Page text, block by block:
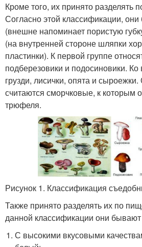
Кроме того, их принято разделять
Согласно этой классификации,
(внешне напоминает пористую
(на внутренней стороне шляпки
пластинки). К первой группе
подберезовики и подосиновики.
грузди, лисички, опята и
считаются сморчковые, к которым
трюфеля.
Рисунок 1. Классификация
Также принято разделять их по
данной классификации они
С высокими вкусовыми